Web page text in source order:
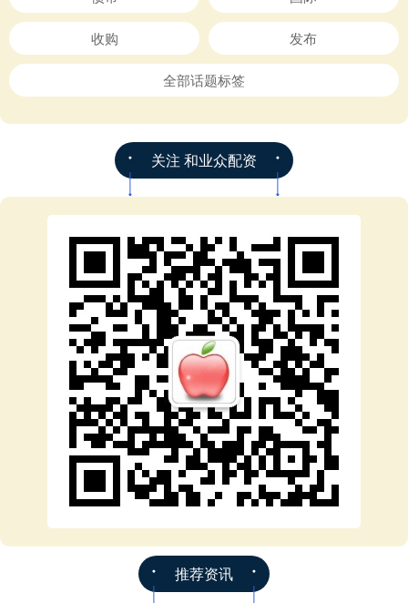
收购 发布
全部话题标签
关注 和业众配资
推荐资讯